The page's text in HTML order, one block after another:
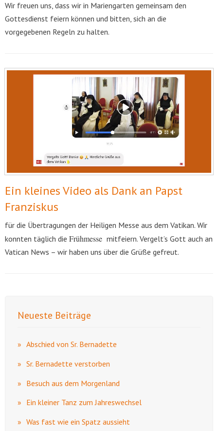
Wir freuen uns, dass wir in Mariengarten gemeinsam den
Gottesdienst feiern können und bitten, sich an die
vorgegebenen Regeln zu halten.
Ein kleines Video als Dank an Papst
Franziskus
für die Übertragungen der Heiligen Messe aus dem Vatikan. Wir
konnten täglich die Frühmesse mitfeiern. Vergelt’s Gott auch an
Vatican News – wir haben uns über die Grüße gefreut.
Neueste Beiträge
Abschied von Sr. Bernadette
Sr. Bernadette verstorben
Besuch aus dem Morgenland
Ein kleiner Tanz zum Jahreswechsel
Was fast wie ein Spatz aussieht